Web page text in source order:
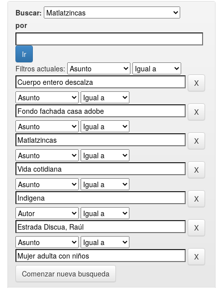
Buscar:
por
Filtros actuales:
Comenzar nueva busqueda